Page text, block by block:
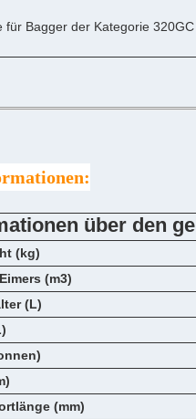
für Bagger der Kategorie 320GC
über den
(kg)
(m3)
(L)
(mm)